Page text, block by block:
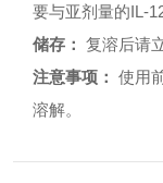
要与亚剂量的IL-
储存： 复溶后请
注意事项： 使用
溶解。